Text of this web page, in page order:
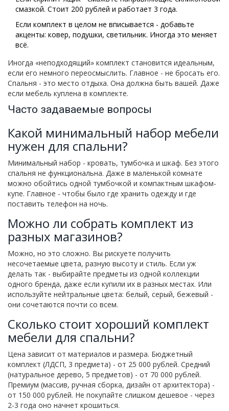
смазкой. Стоит 200 рублей и работает 3 года.
Если комплект в целом не вписывается - добавьте
акценты: ковер, подушки, светильник. Иногда это меняет
всё.
Иногда «неподходящий» комплект становится идеальным,
если его немного переосмыслить. Главное - не бросать его.
Спальня - это место отдыха. Она должна быть вашей. Даже
если мебель куплена в комплекте.
Часто задаваемые вопросы
Какой минимальный набор мебели
нужен для спальни?
Минимальный набор - кровать, тумбочка и шкаф. Без этого
спальня не функциональна. Даже в маленькой комнате
можно обойтись одной тумбочкой и компактным шкафом-
купе. Главное - чтобы было где хранить одежду и где
поставить телефон на ночь.
Можно ли собрать комплект из
разных магазинов?
Можно, но это сложно. Вы рискуете получить
несочетаемые цвета, разную высоту и стиль. Если уж
делать так - выбирайте предметы из одной коллекции
одного бренда, даже если купили их в разных местах. Или
используйте нейтральные цвета: белый, серый, бежевый -
они сочетаются почти со всем.
Сколько стоит хороший комплект
мебели для спальни?
Цена зависит от материалов и размера. Бюджетный
комплект (ЛДСП, 3 предмета) - от 25 000 рублей. Средний
(натуральное дерево, 5 предметов) - от 70 000 рублей.
Премиум (массив, ручная сборка, дизайн от архитектора) -
от 150 000 рублей. Не покупайте слишком дешевое - через
2-3 года оно начнет крошиться.